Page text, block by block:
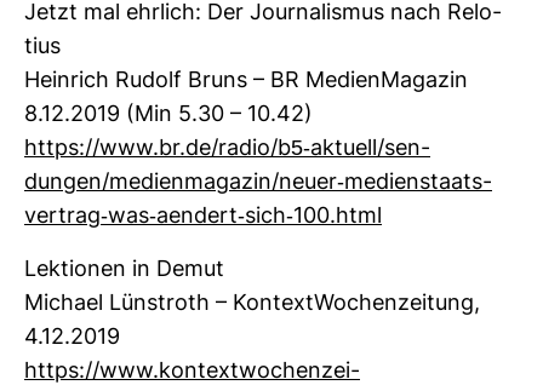
Jetzt mal ehr­lich: Der Jour­na­lismus nach Relo­
tius
Hein­rich Rudolf Bruns – BR Medi­en­Ma­gazin
8.12.2019 (Min 5.30 – 10.42)
https://www.br.de/radio/b5-​aktuell/sen­
dungen/medi­en­ma­gazin/neuer-​medi­en­staats­
ver­trag-​was-​aen­dert-​sich-​100.html
Lek­tionen in Demut
Michael Lün­stroth – Kon­text­Wo­chen­zei­tung,
4.12.2019
https://www.kon­text­wo­chen­zei­